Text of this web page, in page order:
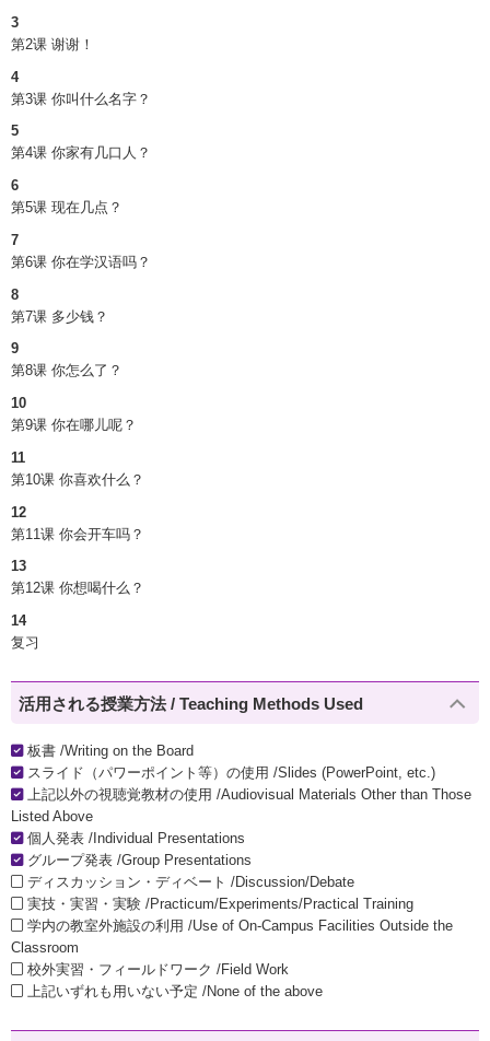
3
第2课 谢谢！
4
第3课 你叫什么名字？
5
第4课 你家有几口人？
6
第5课 现在几点？
7
第6课 你在学汉语吗？
8
第7课 多少钱？
9
第8课 你怎么了？
10
第9课 你在哪儿呢？
11
第10课 你喜欢什么？
12
第11课 你会开车吗？
13
第12课 你想喝什么？
14
复习
活用される授業方法 / Teaching Methods Used
板書 /Writing on the Board
スライド（パワーポイント等）の使用 /Slides (PowerPoint, etc.)
上記以外の視聴覚教材の使用 /Audiovisual Materials Other than Those
Listed Above
個人発表 /Individual Presentations
グループ発表 /Group Presentations
ディスカッション・ディベート /Discussion/Debate
実技・実習・実験 /Practicum/Experiments/Practical Training
学内の教室外施設の利用 /Use of On-Campus Facilities Outside the
Classroom
校外実習・フィールドワーク /Field Work
上記いずれも用いない予定 /None of the above